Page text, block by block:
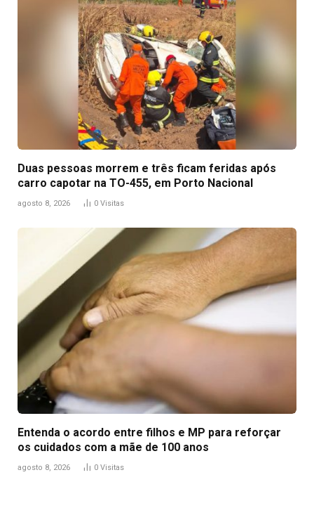
Duas pessoas morrem e três ficam feridas após
carro capotar na TO-455, em Porto Nacional
agosto 8, 2026 0 Visitas
Entenda o acordo entre filhos e MP para reforçar
os cuidados com a mãe de 100 anos
agosto 8, 2026 0 Visitas